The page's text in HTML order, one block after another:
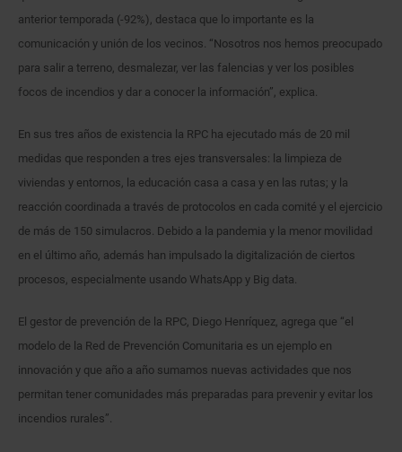
anterior temporada (-92%), destaca que lo importante es la
comunicación y unión de los vecinos. “Nosotros nos hemos preocupado
para salir a terreno, desmalezar, ver las falencias y ver los posibles
focos de incendios y dar a conocer la información”, explica.
En sus tres años de existencia la RPC ha ejecutado más de 20 mil
medidas que responden a tres ejes transversales: la limpieza de
viviendas y entornos, la educación casa a casa y en las rutas; y la
reacción coordinada a través de protocolos en cada comité y el ejercicio
de más de 150 simulacros. Debido a la pandemia y la menor movilidad
en el último año, además han impulsado la digitalización de ciertos
procesos, especialmente usando WhatsApp y Big data.
El gestor de prevención de la RPC, Diego Henríquez, agrega que “el
modelo de la Red de Prevención Comunitaria es un ejemplo en
innovación y que año a año sumamos nuevas actividades que nos
permitan tener comunidades más preparadas para prevenir y evitar los
incendios rurales”.